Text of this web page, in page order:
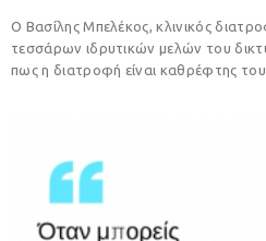
Ο Βασίλης Μπελέκος, κλινικός
τεσσάρων ιδρυτικών μελών του
πως η διατροφή είναι καθρέφτης